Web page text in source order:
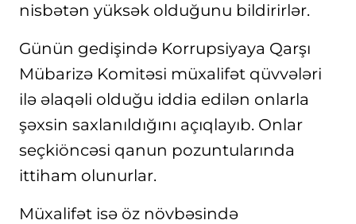
nisbətən yüksək olduğunu bildirirlər.
Günün gedişində Korrupsiyaya Qarşı
Mübarizə Komitəsi müxalifət qüvvələri
ilə əlaqəli olduğu iddia edilən onlarla
şəxsin saxlanıldığını açıqlayıb. Onlar
seçkiöncəsi qanun pozuntularında
ittiham olunurlar.
Müxalifət isə öz növbəsində